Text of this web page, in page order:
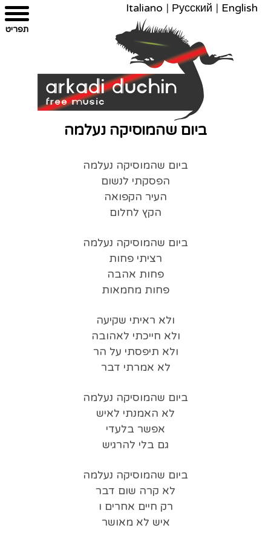
מפת
הצהרת
עבור
צרו
English
|
Русский
|
Italiano
ביום שהמוסיקה נעלמה
ביום שהמוסיקה נעלמה
הפסקתי לנשום
העיר הקפואה
הקץ לחלום
ביום שהמוסיקה נעלמה
רציתי פחות
פחות אהבה
פחות מחמאות
ולא ראיתי שקיעה
ולא חייכתי לאהובה
ולא תיפסתי על הר
לא אמרתי דבר
ביום שהמוסיקה נעלמה
לא האמנתי לאיש
אפשר בלעדי
גם בלי להרגיש
ביום שהמוסיקה נעלמה
לא קרה שום דבר
רק חיים אחרים ו
איש לא מאושר
תפריט